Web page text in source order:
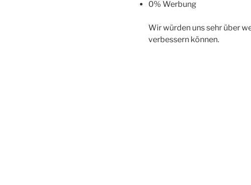
0% Werbung
Wir würden uns sehr über
verbessern können.